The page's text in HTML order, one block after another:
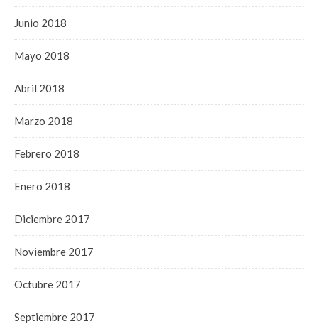
Junio 2018
Mayo 2018
Abril 2018
Marzo 2018
Febrero 2018
Enero 2018
Diciembre 2017
Noviembre 2017
Octubre 2017
Septiembre 2017